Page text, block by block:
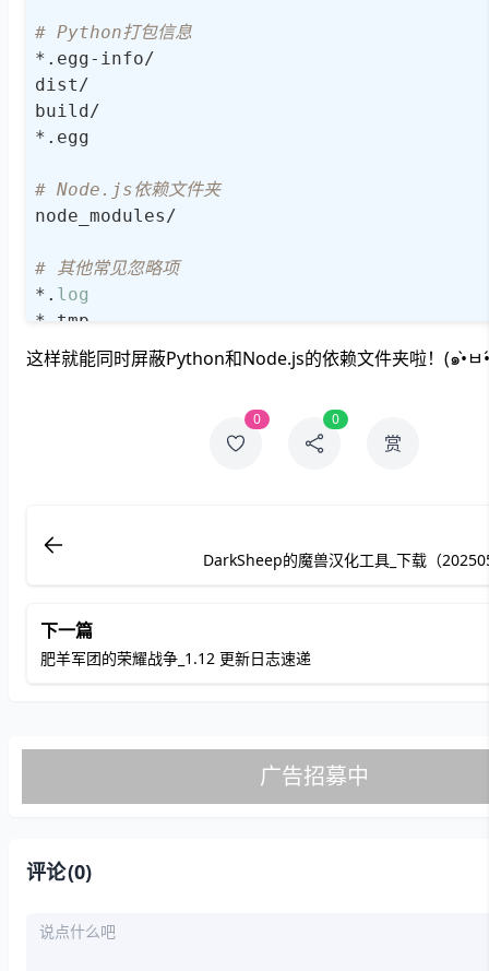
# Python打包信息
*.egg-info/
dist/
build/
*.egg
# Node.js依赖文件夹
node_modules/
# 其他常见忽略项
*. log
*.tmp
0 0
赏
DarkSheep的魔兽汉化工具_下载（
下一篇
肥羊军团的荣耀战争_1.12 更新日志速递
评论(0)